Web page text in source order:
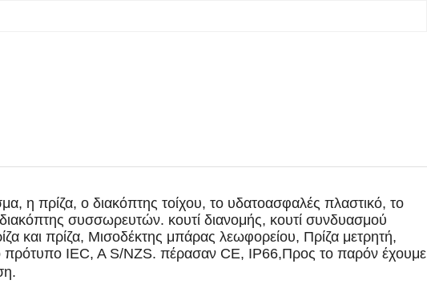
η πρίζα, ο διακόπτης τοίχου, το υδατοασφαλές πλαστικό, το
συσσωρευτών. κουτί διανομής, κουτί συνδυασμού
και πρίζα, Μισοδέκτης μπάρας λεωφορείου, Πρίζα μετρητή,
πρότυπο IEC, A S/NZS. πέρασαν CE, IP66,Προς το παρόν έχουμε